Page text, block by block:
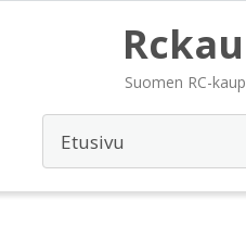
Suomen RC-